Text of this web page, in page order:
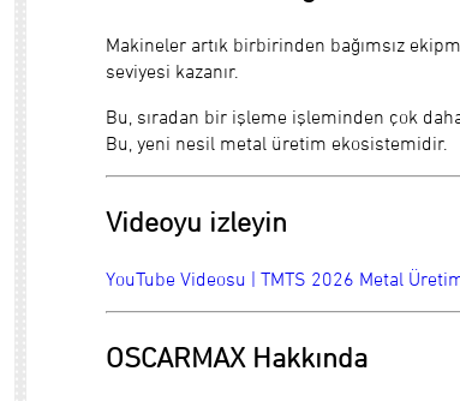
Makineler artık birbirinden bağımsız
seviyesi kazanır.
Bu, sıradan bir işleme işleminden çok daha
Bu, yeni nesil metal üretim ekosistemidir.
Videoyu izleyin
YouTube Videosu | TMTS 2026 Metal
OSCARMAX Hakkında